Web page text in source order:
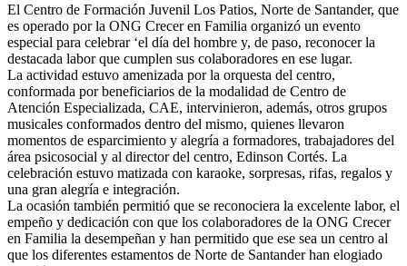
El Centro de Formación Juvenil Los Patios, Norte de Santander, que
es operado por la ONG Crecer en Familia organizó un evento
especial para celebrar ‘el día del hombre y, de paso, reconocer la
destacada labor que cumplen sus colaboradores en ese lugar.
La actividad estuvo amenizada por la orquesta del centro,
conformada por beneficiarios de la modalidad de Centro de
Atención Especializada, CAE, intervinieron, además, otros grupos
musicales conformados dentro del mismo, quienes llevaron
momentos de esparcimiento y alegría a formadores, trabajadores del
área psicosocial y al director del centro, Edinson Cortés. La
celebración estuvo matizada con karaoke, sorpresas, rifas, regalos y
una gran alegría e integración.
La ocasión también permitió que se reconociera la excelente labor, el
empeño y dedicación con que los colaboradores de la ONG Crecer
en Familia la desempeñan y han permitido que ese sea un centro al
que los diferentes estamentos de Norte de Santander han elogiado